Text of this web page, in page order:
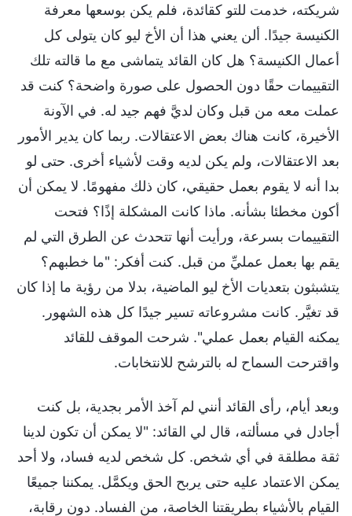
شريكته، خدمت للتو كقائدة، فلم يكن بوسعها معرفة
الكنيسة جيدًا. ألن يعني هذا أن الأخ ليو كان يتولى كل
أعمال الكنيسة؟ هل كان القائد يتماشى مع ما قالته تلك
التقييمات حقًا دون الحصول على صورة واضحة؟ كنت قد
عملت معه من قبل وكان لديَّ فهم جيد له. في الآونة
الأخيرة، كانت هناك بعض الاعتقالات. ربما كان يدير الأمور
بعد الاعتقالات، ولم يكن لديه وقت لأشياء أخرى. حتى لو
بدا أنه لا يقوم بعمل حقيقي، كان ذلك مفهومًا. لا يمكن أن
أكون مخطئا بشأنه. ماذا كانت المشكلة إذًا؟ فتحت
التقييمات بسرعة، ورأيت أنها تتحدث عن الطرق التي لم
يقم بها بعمل عمليِّ من قبل. كنت أفكر: "ما خطبهم؟
يتشبثون بتعديات الأخ ليو الماضية، بدلا من رؤية ما إذا كان
قد تغيَّر. كانت مشروعاته تسير جيدًا كل هذه الشهور.
يمكنه القيام بعمل عملي". شرحت الموقف للقائد
واقترحت السماح له بالترشح للانتخابات.
وبعد أيام، رأى القائد أنني لم آخذ الأمر بجدية، بل كنت
أجادل في مسألته، قال لي القائد: "لا يمكن أن تكون لدينا
ثقة مطلقة في أي شخص. كل شخص لديه فساد، ولا أحد
يمكن الاعتماد عليه حتى يربح الحق ويكمَّل. يمكننا جميعًا
القيام بالأشياء بطريقتنا الخاصة، من الفساد. دون رقابة،